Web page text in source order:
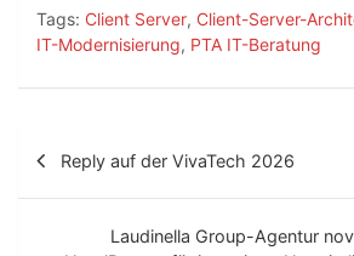
Tags: Client Server, Client-Server-
IT-Modernisierung, PTA IT-Beratung
Reply auf der VivaTech 2026
Laudinella Group-Agentur